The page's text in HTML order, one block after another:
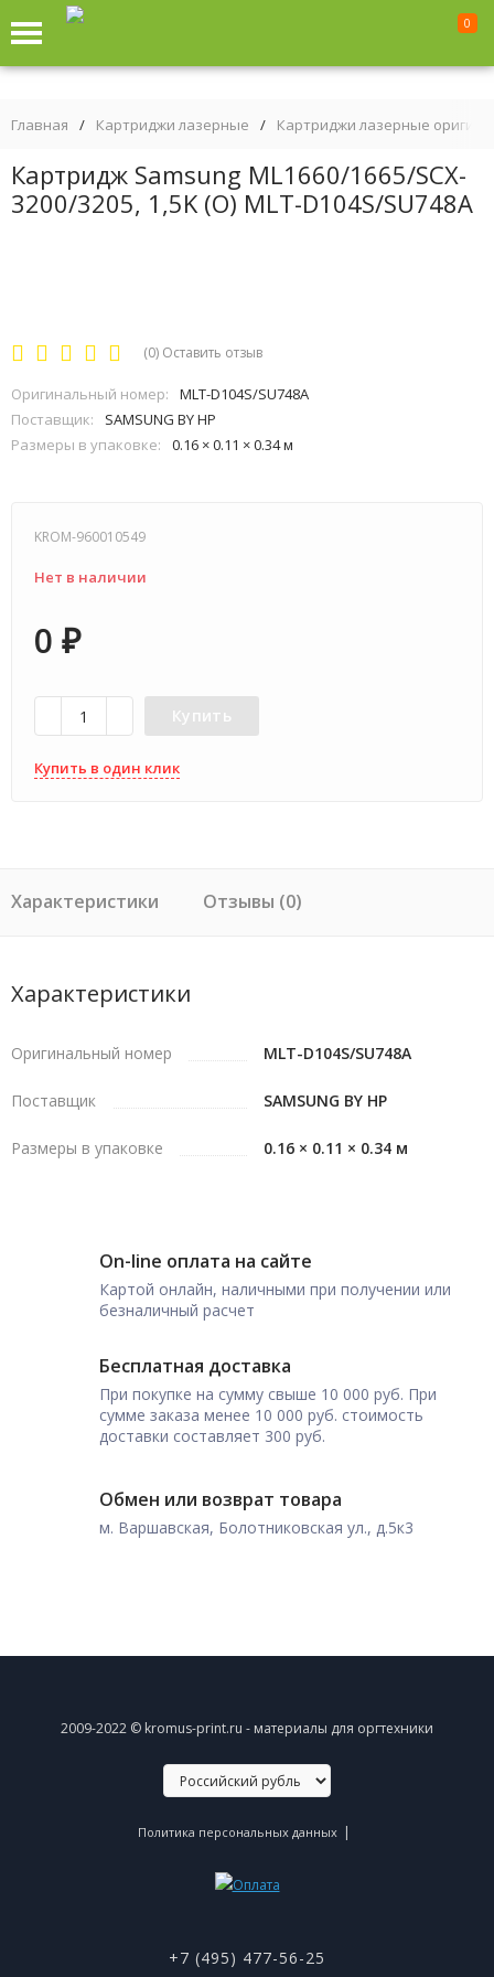
0
Главная / Картриджи лазерные / Картриджи лазерные
Картридж Samsung ML1660/1665/SCX-
3200/3205, 1,5K (O) MLT-D104S/SU748A
(0) Оставить отзыв
Оригинальный номер:
MLT-D104S/SU748A
Поставщик:
SAMSUNG BY HP
Размеры в упаковке:
0.16 × 0.11 × 0.34 м
KROM-960010549
Нет в наличии
0 ₽
Купить
Купить в один клик
Характеристики Отзывы (0)
Характеристики
Оригинальный номер MLT-D104S/SU748A
Поставщик SAMSUNG BY HP
Размеры в упаковке 0.16 × 0.11 × 0.34 м
On-line оплата на сайте
Картой онлайн, наличными при получении или
безналичный расчет
Бесплатная доставка
При покупке на сумму свыше 10 000 руб. При
сумме заказа менее 10 000 руб. стоимость
доставки составляет 300 руб.
Обмен или возврат товара
м. Варшавская, Болотниковская ул., д.5к3
2009-2022 © kromus-print.ru - материалы для оргтехники
Политика персональных данных |
+7 (495) 477-56-25